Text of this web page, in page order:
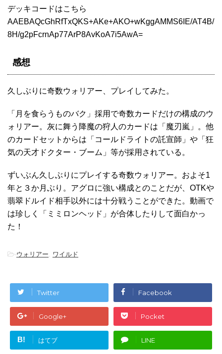
デッキコードはこちら
AAEBAQcGhRfTxQKS+AKe+AKO+wKggAMMS6IE/AT4B/
8H/g2pFcrnAp77ArP8AvKoA7i5AwA=
感想
久しぶりに奇数ウォリアー、プレイしてみた。
「月を食らうものバク」採用で奇数カードだけの構成のウ
ォリアー。灰に舞う降魔の狩人のカードは「魔刃嵐」。他
のカードセットからは「コールドライトの託宣師」や「狂
気の天才ドクター・ブーム」等が採用されている。
ずいぶん久しぶりにプレイする奇数ウォリアー。およそ1
年と３か月ぶり。アグロに強い構成とのことだが、OTKや
翡翠ドルイド相手以外には十分戦うことができた。動画で
は珍しく「ミミロンヘッド」が合体したりして面白かっ
た！
-ウォリアー, ワイルド
Twitter Facebook
Google+ Pocket
B! はてブ LINE